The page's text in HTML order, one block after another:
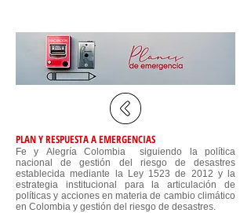
PLAN Y RESPUESTA A EMERGENCIAS
Fe y Alegría Colombia siguiendo la política
nacional de gestión del riesgo de desastres
establecida mediante la Ley 1523 de 2012 y la
estrategia institucional para la articulación de
políticas y acciones en materia de cambio climático
en Colombia y gestión del riesgo de desastres.